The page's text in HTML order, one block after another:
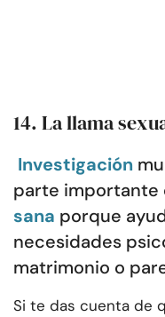
14. La llama
Investigación
parte importante
sana porque
necesidades
matrimonio o
Si te das cuenta de